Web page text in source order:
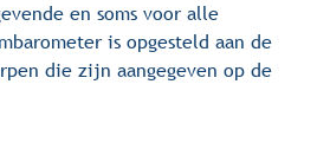
en soms voor alle
is opgesteld aan de
die zijn aangegeven op de